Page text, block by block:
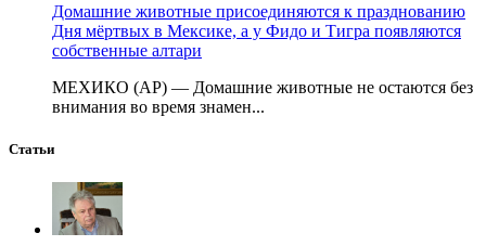
Домашние животные присоединяются к празднованию
Дня мёртвых в Мексике, а у Фидо и Тигра появляются
собственные алтари
МЕХИКО (AP) — Домашние животные не остаются без
внимания во время знамен...
Статьи